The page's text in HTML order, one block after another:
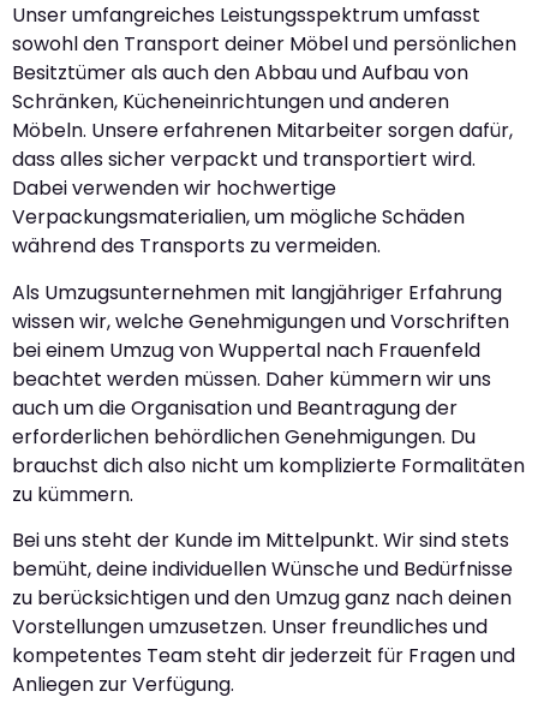
Unser umfangreiches Leistungsspektrum umfasst
sowohl den Transport deiner Möbel und persönlichen
Besitztümer als auch den Abbau und Aufbau von
Schränken, Kücheneinrichtungen und anderen
Möbeln. Unsere erfahrenen Mitarbeiter sorgen dafür,
dass alles sicher verpackt und transportiert wird.
Dabei verwenden wir hochwertige
Verpackungsmaterialien, um mögliche Schäden
während des Transports zu vermeiden.
Als Umzugsunternehmen mit langjähriger Erfahrung
wissen wir, welche Genehmigungen und Vorschriften
bei einem Umzug von Wuppertal nach Frauenfeld
beachtet werden müssen. Daher kümmern wir uns
auch um die Organisation und Beantragung der
erforderlichen behördlichen Genehmigungen. Du
brauchst dich also nicht um komplizierte Formalitäten
zu kümmern.
Bei uns steht der Kunde im Mittelpunkt. Wir sind stets
bemüht, deine individuellen Wünsche und Bedürfnisse
zu berücksichtigen und den Umzug ganz nach deinen
Vorstellungen umzusetzen. Unser freundliches und
kompetentes Team steht dir jederzeit für Fragen und
Anliegen zur Verfügung.